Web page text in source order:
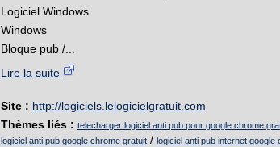
Logiciel Windows
Windows
Bloque pub /...
Lire la suite
Site : http://logiciels.lelogicielgratuit.com
Thèmes liés : telecharger logiciel anti pub pour google chrome
logiciel anti pub google chrome gratuit / logiciel anti pub internet google